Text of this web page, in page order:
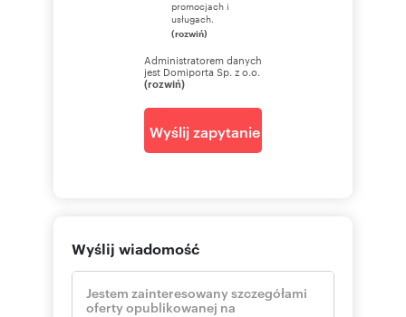
promocjach i
usługach.
(rozwiń)
Administratorem danych
jest Domiporta Sp. z o.o.
(rozwiń)
Wyślij zapytanie
Wyślij wiadomość